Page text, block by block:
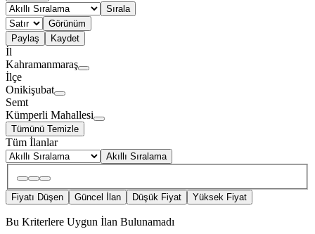
Sırala
Görünüm
Paylaş
Kaydet
İl
Kahramanmaraş
İlçe
Onikişubat
Semt
Kümperli Mahallesi
Tümünü Temizle
Tüm İlanlar
Akıllı Sıralama
Fiyatı Düşen Güncel İlan Düşük Fiyat Yüksek Fiyat
Bu Kriterlere Uygun İlan Bulunamadı